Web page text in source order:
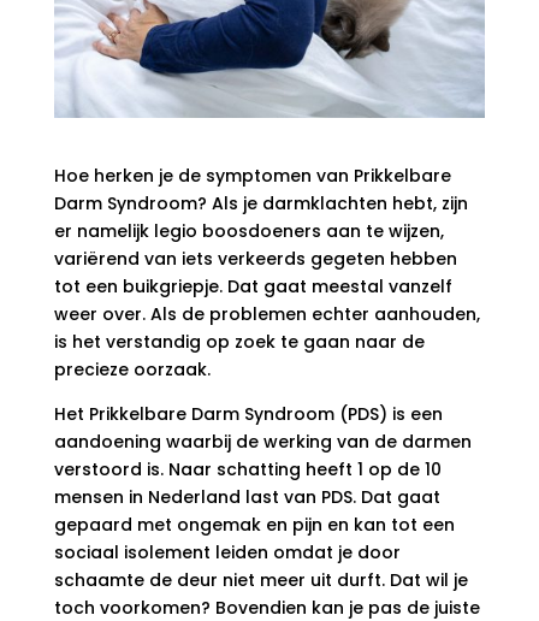
Hoe herken je de symptomen van Prikkelbare
Darm Syndroom? Als je darmklachten hebt, zijn
er namelijk legio boosdoeners aan te wijzen,
variërend van iets verkeerds gegeten hebben
tot een buikgriepje. Dat gaat meestal vanzelf
weer over. Als de problemen echter aanhouden,
is het verstandig op zoek te gaan naar de
precieze oorzaak.
Het Prikkelbare Darm Syndroom (PDS) is een
aandoening waarbij de werking van de darmen
verstoord is. Naar schatting heeft 1 op de 10
mensen in Nederland last van PDS. Dat gaat
gepaard met ongemak en pijn en kan tot een
sociaal isolement leiden omdat je door
schaamte de deur niet meer uit durft. Dat wil je
toch voorkomen? Bovendien kan je pas de juiste